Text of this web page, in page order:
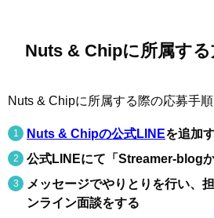
Nuts & Chipに所属する
Nuts & Chipに所属する際の応募手
Nuts & Chipの公式LINEを追加
公式LINEにて「Streamer-blog
メッセージでやりとりを行い、
ンライン面談をする